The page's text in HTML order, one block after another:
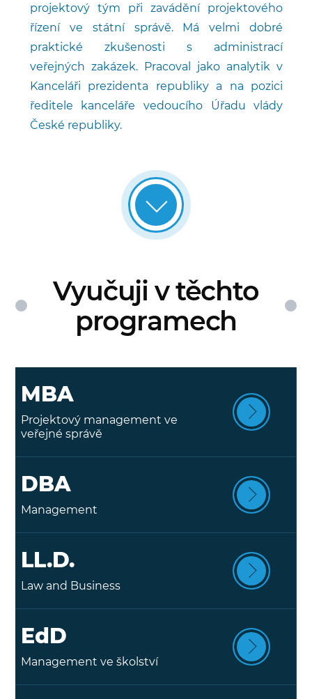
projektový tým při zavádění projektového
řízení ve státní správě. Má velmi dobré
praktické zkušenosti s administrací
veřejných zakázek. Pracoval jako analytik v
Kanceláři prezidenta republiky a na pozici
ředitele kanceláře vedoucího Úřadu vlády
České republiky.
Vyučuji v těchto
programech
MBA
Projektový management ve
veřejné správě
DBA
Management
LL.D.
Law and Business
EdD
Management ve školství